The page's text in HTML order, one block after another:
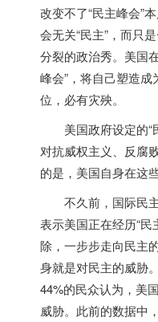
改变不了“民主峰会”
会无关“民主”，而只
分裂的政治秀。 美国
峰会”，将自己塑造成
位，必有灾殃。
美国政府设定的“
对抗威权主义、反腐
的是， 美国自身在这
不久前，国际民
表示美国正在经历“民
除，一步步走向民主
身就是对民主的威胁
44%的民众认为， 美国
威胁。此前的数据中